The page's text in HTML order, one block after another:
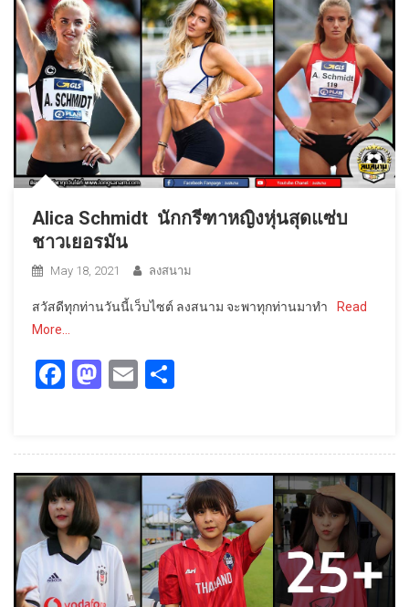
Alica Schmidt นักกรีฑาหญิงหุ่นสุดแซ่บ
ชาวเยอรมัน
May 18, 2021 ลงสนาม
สวัสดีทุกท่านวันนี้เว็บไซต์ ลงสนาม จะพาทุกท่านมาทำ
Read
More…
Facebook
Mastodon
Email